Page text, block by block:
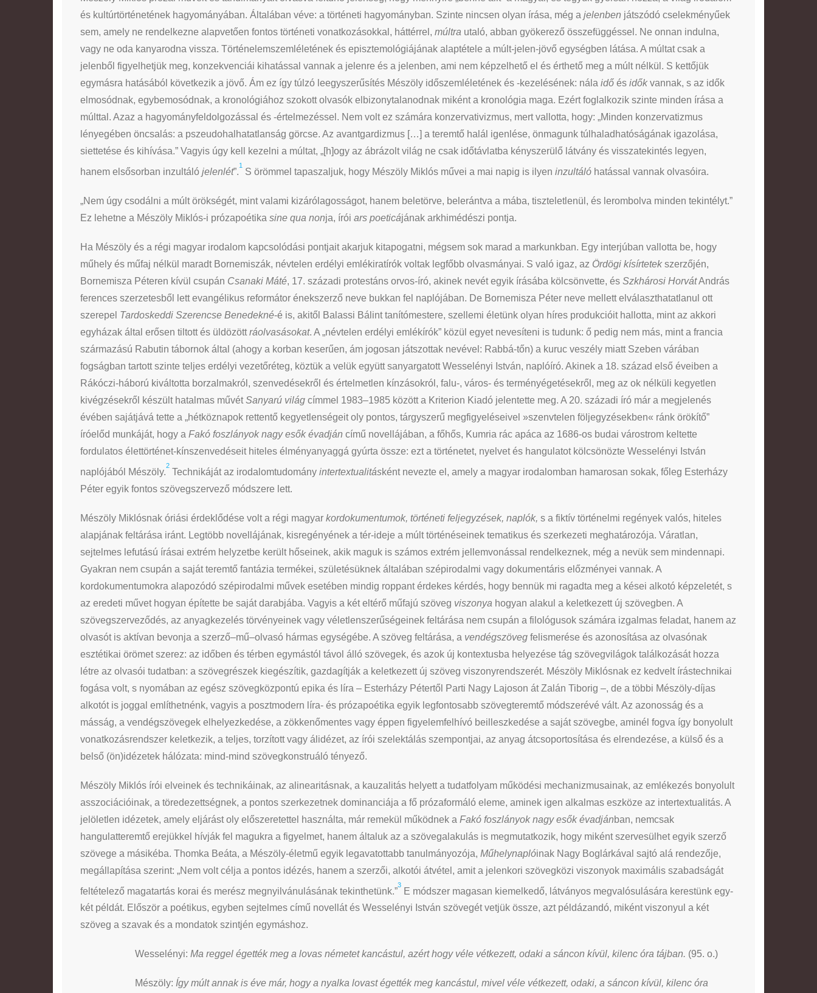
és kultúrtörténetének hagyományában. Általában véve: a történeti hagyományban. Szinte nincsen olyan írása, még a jelenben játszódó cselekményűek
sem, amely ne rendelkezne alapvetően fontos történeti vonatkozásokkal, háttérrel, múltra utaló, abban gyökerező összefüggéssel. Ne onnan indulna,
vagy ne oda kanyarodna vissza. Történelemszemléletének és episztemológiájának alaptétele a múlt-jelen-jövő egységben látása. A múltat csak a
jelenből figyelhetjük meg, konzekvenciái kihatással vannak a jelenre és a jelenben, ami nem képzelhető el és érthető meg a múlt nélkül. S kettőjük
egymásra hatásából következik a jövő. Ám ez így túlzó leegyszerűsítés Mészöly időszemléletének és -kezelésének: nála idő és időkvannak, s az idők
elmosódnak, egybemosódnak, a kronológiához szokott olvasók elbizonytalanodnak miként a kronológia maga. Ezért foglalkozik szinte minden írása a
múlttal. Azaz a hagyományfeldolgozással és -értelmezéssel. Nem volt ez számára konzervativizmus, mert vallotta, hogy: „Minden konzervatizmus
lényegében öncsalás: a pszeudohalhatatlanság görcse. Az avantgardizmus […] a teremtő halál igenlése, önmagunk túlhaladhatóságának igazolása,
siettetése és kihívása.” Vagyis úgy kell kezelni a múltat, „[h]ogy az ábrázolt világ ne csak időtávlatba kényszerülő látvány és visszatekintés legyen,
hanem elsősorban inzultáló jelenlét”.
1
S örömmel tapaszaljuk, hogy Mészöly Miklós művei a mai napig is ilyen inzultáló hatással vannak olvasóira.
„Nem úgy csodálni a múlt örökségét, mint valami kizárólagosságot, hanem beletörve, belerántva a mába, tiszteletlenül, és lerombolva minden tekintélyt.”
Ez lehetne a Mészöly Miklós-i prózapoétika sine qua nonja, írói ars poeticájának arkhimédészi pontja.
Ha Mészöly és a régi magyar irodalom kapcsolódási pontjait akarjuk kitapogatni, mégsem sok marad a markunkban. Egy interjúban vallotta be, hogy
műhely és műfaj nélkül maradt Bornemiszák, névtelen erdélyi emlékiratírók voltak legfőbb olvasmányai. S való igaz, az Ördögi kísírtetekszerzőjén,
Bornemisza Péteren kívül csupán Csanaki Máté, 17. századi protestáns orvos-író, akinek nevét egyik írásába kölcsönvette, és Szkhárosi HorvátAndrás
ferences szerzetesből lett evangélikus reformátor énekszerző neve bukkan fel naplójában. De Bornemisza Péter neve mellett elválaszthatatlanul ott
szerepel Tardoskeddi Szerencse Benedekné-é is, akitől Balassi Bálint tanítómestere, szellemi életünk olyan híres produkcióit hallotta, mint az akkori
egyházak által erősen tiltott és üldözöttráolvasásokat. A „névtelen erdélyi emlékírók” közül egyet nevesíteni is tudunk: ő pedig nem más, mint a francia
származású Rabutin tábornok által (ahogy a korban keserűen, ám jogosan játszottak nevével: Rabbá-tőn) a kuruc veszély miatt Szeben várában
fogságban tartott szinte teljes erdélyi vezetőréteg, köztük a velük együtt sanyargatott Wesselényi István, naplóíró. Akinek a 18. század első éveiben a
Rákóczi-háború kiváltotta borzalmakról, szenvedésekről és értelmetlen kínzásokról, falu-, város- és terményégetésekről, meg az ok nélküli kegyetlen
kivégzésekről készült hatalmas művétSanyarú világ címmel 1983–1985 között a Kriterion Kiadó jelentette meg. A 20. századi író már a megjelenés
évében sajátjává tette a „hétköznapok rettentő kegyetlenségeit oly pontos, tárgyszerű megfigyeléseivel »szenvtelen följegyzésekben« ránk örökítő”
íróelőd munkáját, hogy a Fakó foszlányok nagy esők évadján című novellájában, a főhős, Kumria rác apáca az 1686-os budai várostrom keltette
fordulatos élettörténet-kínszenvedéseit hiteles élményanyaggá gyúrta össze: ezt a történetet, nyelvet és hangulatot kölcsönözte Wesselényi István
naplójából Mészöly.
2
Technikáját az irodalomtudomány intertextualitásként nevezte el, amely a magyar irodalomban hamarosan sokak, főleg Esterházy
Péter egyik fontos szövegszervező módszere lett.
Mészöly Miklósnak óriási érdeklődése volt a régi magyar kordokumentumok, történeti feljegyzések, naplók, s a fiktív történelmi regények valós, hiteles
alapjának feltárása iránt. Legtöbb novellájának, kisregényének a tér-ideje a múlt történéseinek tematikus és szerkezeti meghatározója. Váratlan,
sejtelmes lefutású írásai extrém helyzetbe került hőseinek, akik maguk is számos extrém jellemvonással rendelkeznek, még a nevük sem mindennapi.
Gyakran nem csupán a saját teremtő fantázia termékei, születésüknek általában szépirodalmi vagy dokumentáris előzményei vannak. A
kordokumentumokra alapozódó szépirodalmi művek esetében mindig roppant érdekes kérdés, hogy bennük mi ragadta meg a kései alkotó képzeletét, s
az eredeti művet hogyan építette be saját darabjába. Vagyis a két eltérő műfajú szöveg viszonya hogyan alakul a keletkezett új szövegben. A
szövegszerveződés, az anyagkezelés törvényeinek vagy véletlenszerűségeinek feltárása nem csupán a filológusok számára izgalmas feladat, hanem az
olvasót is aktívan bevonja a szerző–mű–olvasó hármas egységébe. A szöveg feltárása, a vendégszöveg felismerése és azonosítása az olvasónak
esztétikai örömet szerez: az időben és térben egymástól távol álló szövegek, és azok új kontextusba helyezése tág szövegvilágok találkozását hozza
létre az olvasói tudatban: a szövegrészek kiegészítik, gazdagítják a keletkezett új szöveg viszonyrendszerét. Mészöly Miklósnak ez kedvelt írástechnikai
fogása volt, s nyomában az egész szövegközpontú epika és líra – Esterházy Pétertől Parti Nagy Lajoson át Zalán Tiborig –, de a többi Mészöly-díjas
alkotót is joggal említhetnénk, vagyis a posztmodern líra- és prózapoétika egyik legfontosabb szövegteremtő módszerévé vált. Az azonosság és a
másság, a vendégszövegek elhelyezkedése, a zökkenőmentes vagy éppen figyelemfelhívó beilleszkedése a saját szövegbe, aminél fogva így bonyolult
vonatkozásrendszer keletkezik, a teljes, torzított vagy álidézet, az írói szelektálás szempontjai, az anyag átcsoportosítása és elrendezése, a külső és a
belső (ön)idézetek hálózata: mind-mind szövegkonstruáló tényező.
Mészöly Miklós írói elveinek és technikáinak, az alinearitásnak, a kauzalitás helyett a tudatfolyam működési mechanizmusainak, az emlékezés bonyolult
asszociációinak, a töredezettségnek, a pontos szerkezetnek dominanciája a fő prózaformáló eleme, aminek igen alkalmas eszköze az intertextualitás. A
jelöletlen idézetek, amely eljárást oly előszeretettel használta, már remekül működnek a Fakó foszlányok nagy esők évadjánban, nemcsak
hangulatteremtő erejükkel hívják fel magukra a figyelmet, hanem általuk az a szövegalakulás is megmutatkozik, hogy miként szervesülhet egyik szerző
szövege a másikéba. Thomka Beáta, a Mészöly-életmű egyik legavatottabb tanulmányozója, Műhelynaplóinak Nagy Boglárkával sajtó alá rendezője,
megállapítása szerint: „Nem volt célja a pontos idézés, hanem a szerzői, alkotói átvétel, amit a jelenkori szövegközi viszonyok maximális szabadságát
feltételező magatartás korai és merész megnyilvánulásának tekinthetünk.”
3
E módszer magasan kiemelkedő, látványos megvalósulására kerestünk egy-
két példát. Először a poétikus, egyben sejtelmes című novellát és Wesselényi István szövegét vetjük össze, azt példázandó, miként viszonyul a két
szöveg a szavak és a mondatok szintjén egymáshoz.
Wesselényi: Ma reggel égették meg a lovas németet kancástul, azért hogy véle vétkezett, odaki a sáncon kívül, kilenc óra tájban. (95. o.)
Mészöly: Így múlt annak is éve már, hogy a nyalka lovast égették meg kancástul, mivel véle vétkezett, odaki, a sáncon kívül, kilenc óra